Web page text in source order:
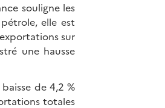
souligne les
elle est
sur
une hausse
de 4,2 %
totales